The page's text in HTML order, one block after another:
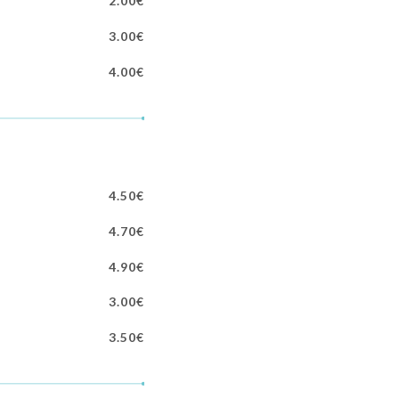
3.00€
4.00€
4.50€
4.70€
4.90€
3.00€
3.50€